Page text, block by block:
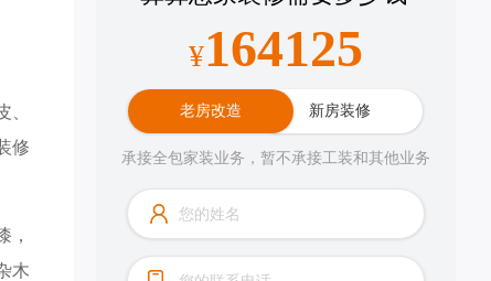
修
，
木
¥183669
老房改造 新房装修
承接全包家装业务，暂不承接工装和其他业务